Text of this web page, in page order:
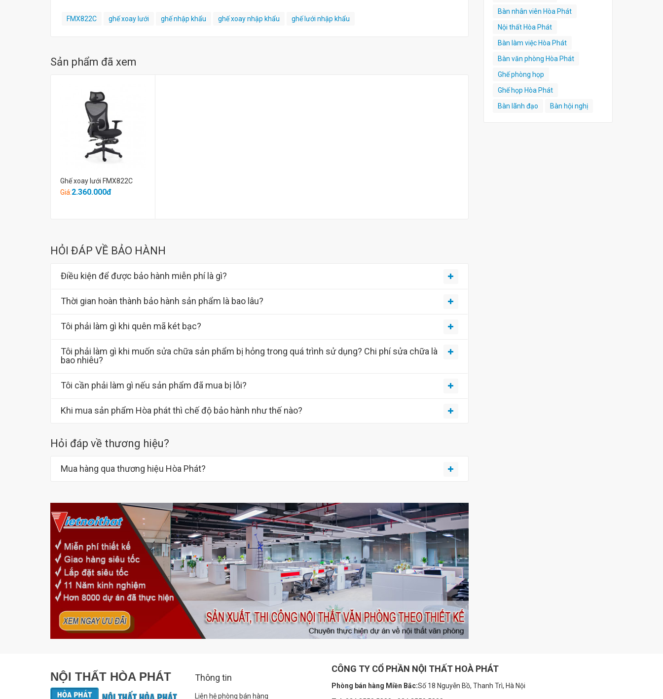
FMX822C ghế xoay lưới ghế nhập khẩu ghế xoay nhập khẩu ghế lưới nhập khẩu
Sản phẩm đã xem
Ghế xoay lưới FMX822C
Giá:2.360.000đ
HỎI ĐÁP VỀ BẢO HÀNH
Điều kiện để được bảo hành miễn phí là gì?
Thời gian hoàn thành bảo hành sản phẩm là bao lâu?
Tôi phải làm gì khi quên mã két bạc?
Tôi phải làm gì khi muốn sửa chữa sản phẩm bị hỏng trong quá trình sử dụng? Chi phí sửa chữa là
bao nhiêu?
Tôi cần phải làm gì nếu sản phẩm đã mua bị lỗi?
Khi mua sản phẩm Hòa phát thì chế độ bảo hành như thế nào?
Hỏi đáp về thương hiệu?
Mua hàng qua thương hiệu Hòa Phát?
Bàn nhân viên Hòa Phát
Nội thất Hòa Phát
Bàn làm việc Hòa Phát
Bàn văn phòng Hòa Phát
Ghế phòng họp
Ghế họp Hòa Phát
Bàn lãnh đạo
Bàn hội nghị
NỘI THẤT HÒA PHÁT Thông tin
Liên hệ phòng bán hàng
CÔNG TY CỔ PHẦN NỘI THẤT HOÀ PHÁT
Phòng bán hàng Miền Bắc:Số 18 Nguyễn Bồ, Thanh Trì, Hà Nội